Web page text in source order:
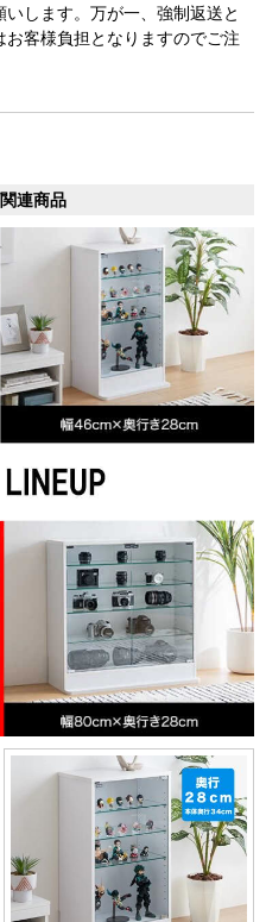
します。万が一、強制返送と
客様負担となりますのでご注
連商品